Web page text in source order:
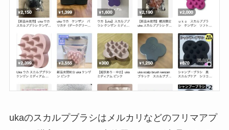
ukaのスカルプブラシはメルカリなどのフリマアプ